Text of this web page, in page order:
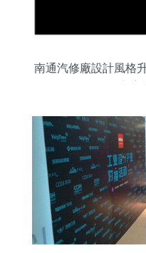
南通汽修廠設計風格